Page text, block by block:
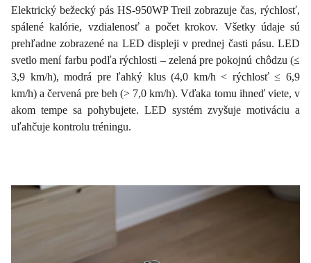
Elektrický bežecký pás HS-950WP Treil zobrazuje čas, rýchlosť,
spálené kalórie, vzdialenosť a počet krokov. Všetky údaje sú
prehľadne zobrazené na LED displeji v prednej časti pásu. LED
svetlo mení farbu podľa rýchlosti – zelená pre pokojnú chôdzu (≤
3,9 km/h), modrá pre ľahký klus (4,0 km/h < rýchlosť ≤ 6,9
km/h) a červená pre beh (> 7,0 km/h). Vďaka tomu ihneď viete, v
akom tempe sa pohybujete. LED systém zvyšuje motiváciu a
uľahčuje kontrolu tréningu.